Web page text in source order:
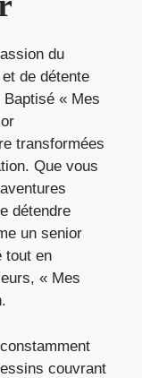
du
de détente
« Mes
transformées
Que vous
détendre
un senior
tout en
« Mes
couvrant